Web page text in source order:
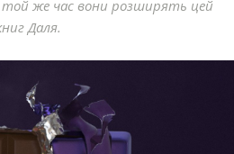
той же час вони розширять цей
Даля.